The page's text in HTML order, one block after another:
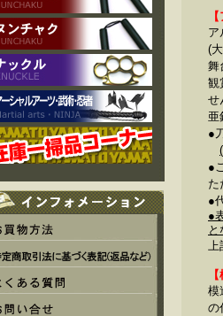
ア
(
舞
観
せ
亜
●
●
た
●
●
と
上
模
の